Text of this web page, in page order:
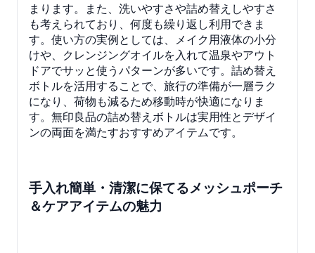
まります。また、洗いやすさや詰め替えしやすさ
も考えられており、何度も繰り返し利用できま
す。使い方の実例としては、メイク用液体の小分
けや、クレンジングオイルを入れて温泉やアウト
ドアでサッと使うパターンが多いです。詰め替え
ボトルを活用することで、旅行の準備が一層ラク
になり、荷物も減るため移動時が快適になりま
す。無印良品の詰め替えボトルは実用性とデザイ
ンの両面を満たすおすすめアイテムです。
手入れ簡単・清潔に保てるメッシュポーチ
＆ケアアイテムの魅力